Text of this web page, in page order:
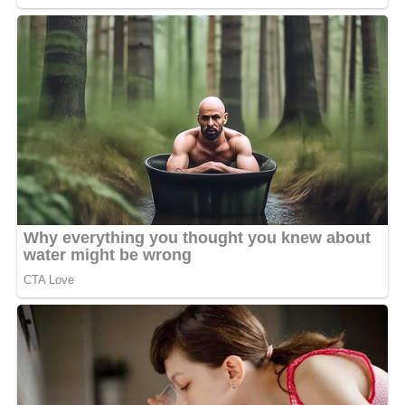
Depuis quelques années, la desserte en eau potable est
fortement perturbée dans plusieurs quartiers de
Libreville, privant de nombreux foyers du précieux
liquide. Sensible à cette situation, Ludacris a décidé
d’agir à son échelle. Grâce à son soutien financier, des
équipes techniques ont été mobilisées pour mettre en
place une pompe publique fonctionnelle, destinée à
alimenter quotidiennement les habitants en eau
potable.
Ce geste salué par tous s’inscrit dans une démarche de
solidarité et de développement local. Il montre que les
vacances de la star américaine ne sont pas seulement
synonymes de détente, mais aussi de contribution
concrète au bien-être des populations gabonaises.